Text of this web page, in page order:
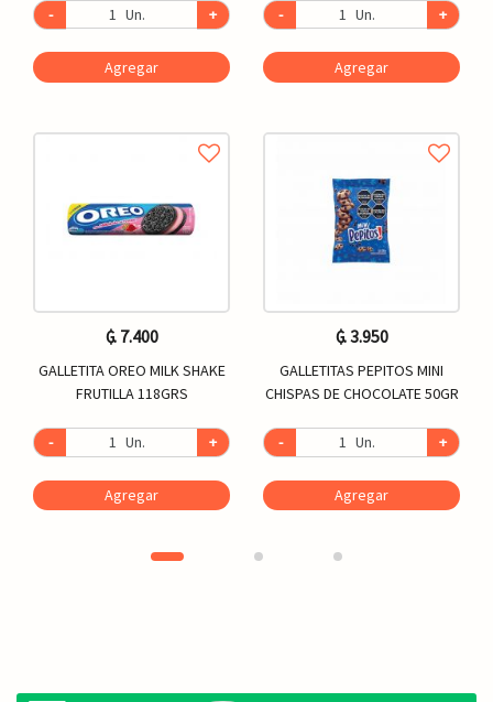
-
Un. +
Agregar
₲. 7.400
GALLETITA OREO MILK SHAKE
FRUTILLA 118GRS
- Un. +
Agregar
- Un. +
Agregar
₲. 3.950
GALLETITAS PEPITOS MINI
CHISPAS DE CHOCOLATE 50GR
- Un. +
Agregar